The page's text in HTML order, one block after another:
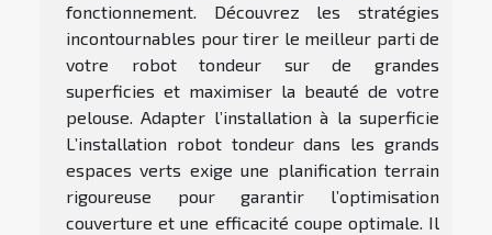
fonctionnement. Découvrez les stratégies
incontournables pour tirer le meilleur parti de
votre robot tondeur sur de grandes
superficies et maximiser la beauté de votre
pelouse. Adapter l’installation à la superficie
L’installation robot tondeur dans les grands
espaces verts exige une planification terrain
rigoureuse pour garantir l’optimisation
couverture et une efficacité coupe optimale. Il